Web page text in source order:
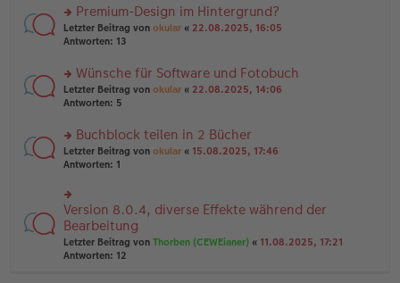
tr
a
g
e
n
er
tr
a
g
n
g
el
e
n
er
tr
a
g
rs
te
n
g
el
e
n
er
tr
a
g
Premium-Design im Hintergrund?
Letzter Beitrag von okular « 22.08.2025, 16:05
Antworten: 13
rs
te
n
g
el
e
n
er
B
ei
tr
Wünsche für Software und Fotobuch
Letzter Beitrag von okular « 22.08.2025, 14:06
Antworten: 5
rs
te
u
n
g
el
es
e
Buchblock teilen in 2 Bücher
Letzter Beitrag von okular « 15.08.2025, 17:46
Antworten: 1
rs
te
r
u
n
Version 8.0.4, diverse Effekte während der
Bearbeitung
Letzter Beitrag von Thorben (CEWEianer) « 11.08.2025, 17:21
Antworten: 12